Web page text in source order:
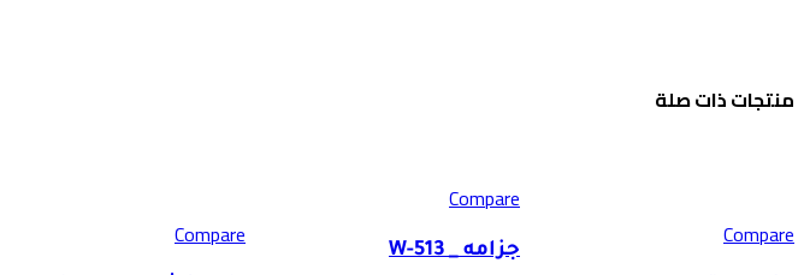
منتجات ذات صلة
Compare
-30%
Compare
جزامه _ W-513
Compare